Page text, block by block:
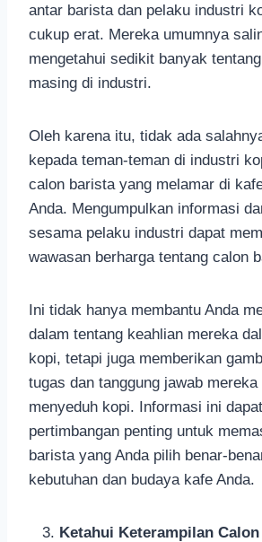
antar barista dan pelaku industri
cukup erat. Mereka umumnya
mengetahui sedikit banyak
masing di industri.
Oleh karena itu, tidak ada
kepada teman-teman di industri
calon barista yang melamar di
Anda. Mengumpulkan informasi
sesama pelaku industri dapat
wawasan berharga tentang calon
Ini tidak hanya membantu Anda
dalam tentang keahlian mereka
kopi, tetapi juga memberikan
tugas dan tanggung jawab
menyeduh kopi. Informasi ini
pertimbangan penting untuk
barista yang Anda pilih benar-
kebutuhan dan budaya kafe Anda.
Ketahui Keterampilan